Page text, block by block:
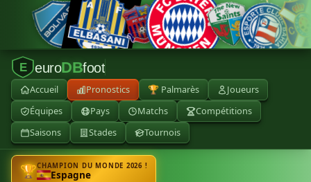
E euroDBfoot
Accueil Pronostics 🏆 Palmarès
Joueurs
Équipes
Pays Matchs
Compétitions
Saisons
Stades Tournois
🏆CHAMPION DU MONDE 2026 !
Espagne